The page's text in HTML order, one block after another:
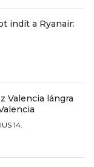
indít a Ryanair:
Valencia lángra
14.